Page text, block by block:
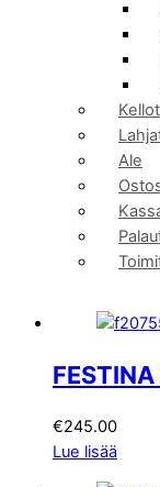
Kellot
Ale
€245.00
Lue lisää